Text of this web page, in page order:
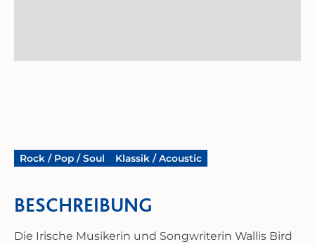
Rock / Pop / Soul Klassik / Acoustic
BESCHREIBUNG
Die Irische Musikerin und Songwriterin Wallis Bird